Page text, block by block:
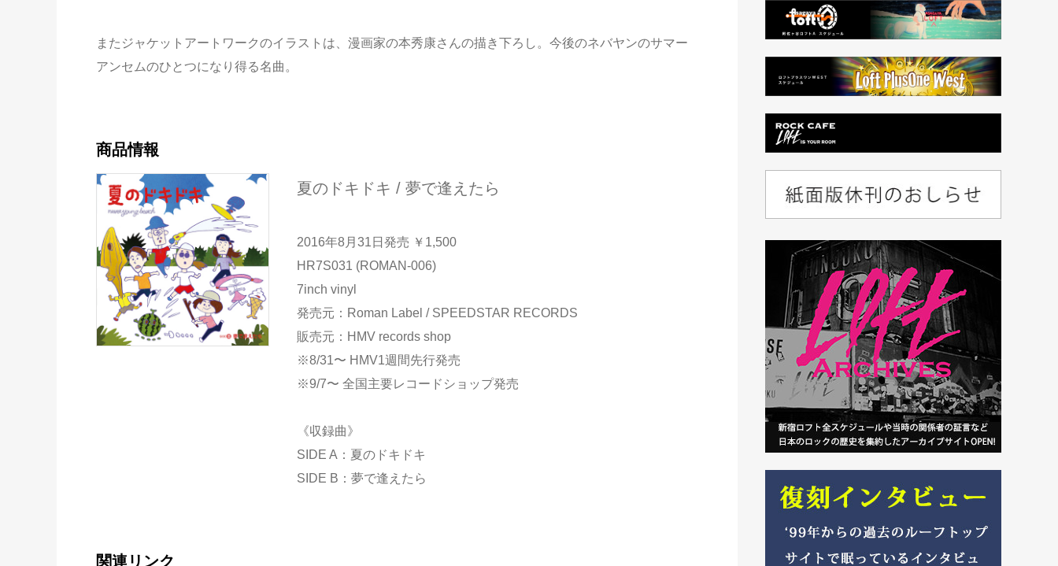
またジャケットアートワークのイラストは、漫画家の本秀康さんの描き下ろし。今後のネバヤンのサマー
アンセムのひとつになり得る名曲。
商品情報
夏のドキドキ / 夢で逢えたら
2016年8月31日発売 ￥1,500
HR7S031 (ROMAN-006)
7inch vinyl
発売元：Roman Label / SPEEDSTAR RECORDS
販売元：HMV records shop
※8/31〜 HMV1週間先行発売
※9/7〜 全国主要レコードショップ発売
《収録曲》
SIDE A：夏のドキドキ
SIDE B：夢で逢えたら
関連リンク